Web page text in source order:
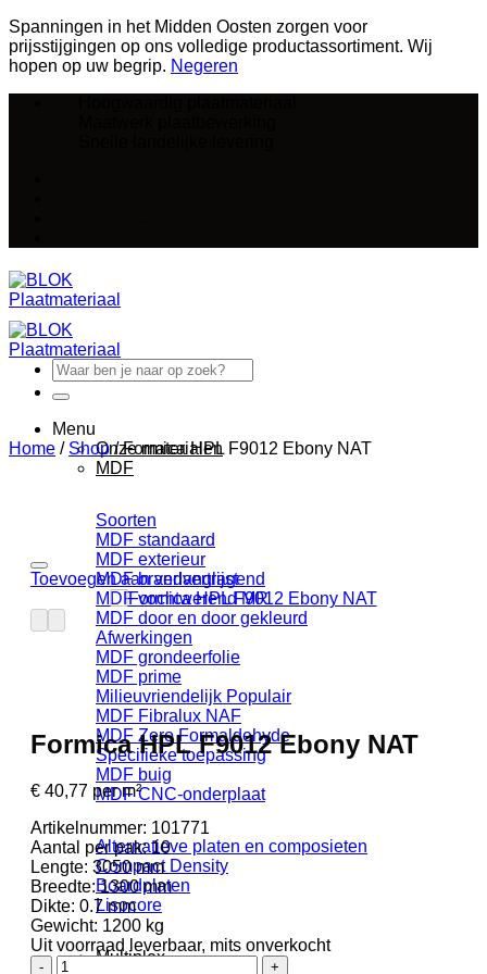
Spanningen in het Midden Oosten zorgen voor
prijsstijgingen op ons volledige productassortiment. Wij
hopen op uw begrip. Negeren
Menu
Onze materialen
MDF
Soorten
MDF standaard
MDF exterieur
MDF brandvertragend
MDF vochtwerend MR
MDF door en door gekleurd
Afwerkingen
MDF grondeerfolie
MDF prime
Milieuvriendelijk
MDF Fibralux NAF
MDF Zero Formaldehyde
Specifieke toepassing
MDF buig
MDF CNC-onderplaat
Alternatieve platen en composieten
Compact Density
Boardplaten
Lisocore
Multiplex
Zoeken
naar:
Home / Shop/Formica HPL F9012 Ebony NAT
Toevoegen aan verlanglijst
Formica HPL F9012 Ebony NAT
€ 40,77 per m²
Artikelnummer: 101771
Aantal per pak: 10
Lengte: 3050 mm
Breedte: 1300 mm
Dikte: 0.7 mm
Gewicht: 1200 kg
Uit voorraad leverbaar, mits onverkocht
Formica